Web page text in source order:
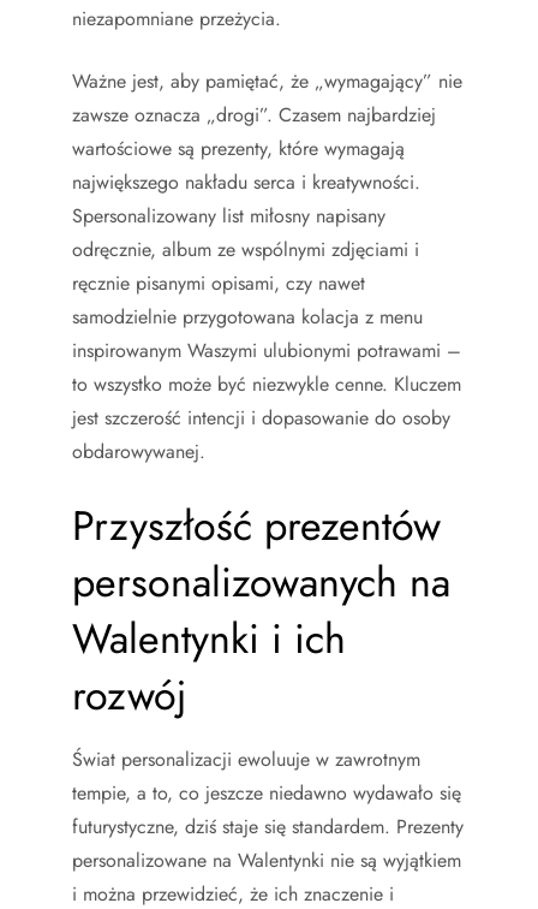
niezapomniane przeżycia.
Ważne jest, aby pamiętać, że „wymagający” nie
zawsze oznacza „drogi”. Czasem najbardziej
wartościowe są prezenty, które wymagają
największego nakładu serca i kreatywności.
Spersonalizowany list miłosny napisany
odręcznie, album ze wspólnymi zdjęciami i
ręcznie pisanymi opisami, czy nawet
samodzielnie przygotowana kolacja z menu
inspirowanym Waszymi ulubionymi potrawami –
to wszystko może być niezwykle cenne. Kluczem
jest szczerość intencji i dopasowanie do osoby
obdarowywanej.
Przyszłość prezentów
personalizowanych na
Walentynki i ich
rozwój
Świat personalizacji ewoluuje w zawrotnym
tempie, a to, co jeszcze niedawno wydawało się
futurystyczne, dziś staje się standardem. Prezenty
personalizowane na Walentynki nie są wyjątkiem
i można przewidzieć, że ich znaczenie i